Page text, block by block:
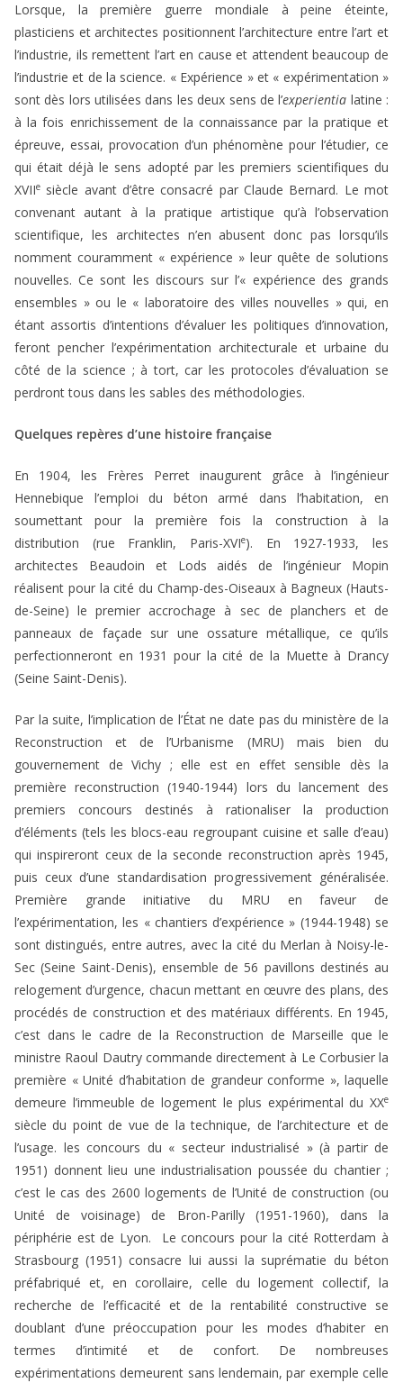
Lorsque, la première guerre mondiale à peine éteinte,
plasticiens et architectes positionnent l’architecture entre l’art et
l’industrie, ils remettent l’art en cause et attendent beaucoup de
l’industrie et de la science. « Expérience » et « expérimentation »
sont dès lors utilisées dans les deux sens de l’experientia latine :
à la fois enrichissement de la connaissance par la pratique et
épreuve, essai, provocation d’un phénomène pour l’étudier, ce
qui était déjà le sens adopté par les premiers scientifiques du
XVIIe siècle avant d’être consacré par Claude Bernard. Le mot
convenant autant à la pratique artistique qu’à l’observation
scientifique, les architectes n’en abusent donc pas lorsqu’ils
nomment couramment « expérience » leur quête de solutions
nouvelles. Ce sont les discours sur l’« expérience des grands
ensembles » ou le « laboratoire des villes nouvelles » qui, en
étant assortis d’intentions d’évaluer les politiques d’innovation,
feront pencher l’expérimentation architecturale et urbaine du
côté de la science ; à tort, car les protocoles d’évaluation se
perdront tous dans les sables des méthodologies.
Quelques repères d’une histoire française
En 1904, les Frères Perret inaugurent grâce à l’ingénieur
Hennebique l’emploi du béton armé dans l’habitation, en
soumettant pour la première fois la construction à la
distribution (rue Franklin, Paris-XVIe). En 1927-1933, les
architectes Beaudoin et Lods aidés de l’ingénieur Mopin
réalisent pour la cité du Champ-des-Oiseaux à Bagneux (Hauts-
de-Seine) le premier accrochage à sec de planchers et de
panneaux de façade sur une ossature métallique, ce qu’ils
perfectionneront en 1931 pour la cité de la Muette à Drancy
(Seine Saint-Denis).
Par la suite, l’implication de l’État ne date pas du ministère de la
Reconstruction et de l’Urbanisme (MRU) mais bien du
gouvernement de Vichy ; elle est en effet sensible dès la
première reconstruction (1940-1944) lors du lancement des
premiers concours destinés à rationaliser la production
d’éléments (tels les blocs-eau regroupant cuisine et salle d’eau)
qui inspireront ceux de la seconde reconstruction après 1945,
puis ceux d’une standardisation progressivement généralisée.
Première grande initiative du MRU en faveur de
l’expérimentation, les « chantiers d’expérience » (1944-1948) se
sont distingués, entre autres, avec la cité du Merlan à Noisy-le-
Sec (Seine Saint-Denis), ensemble de 56 pavillons destinés au
relogement d’urgence, chacun mettant en œuvre des plans, des
procédés de construction et des matériaux différents. En 1945,
c’est dans le cadre de la Reconstruction de Marseille que le
ministre Raoul Dautry commande directement à Le Corbusier la
première « Unité d’habitation de grandeur conforme », laquelle
demeure l’immeuble de logement le plus expérimental du XXe
siècle du point de vue de la technique, de l’architecture et de
l’usage. les concours du « secteur industrialisé » (à partir de
1951) donnent lieu une industrialisation poussée du chantier ;
c’est le cas des 2600 logements de l’Unité de construction (ou
Unité de voisinage) de Bron-Parilly (1951-1960), dans la
périphérie est de Lyon. Le concours pour la cité Rotterdam à
Strasbourg (1951) consacre lui aussi la suprématie du béton
préfabriqué et, en corollaire, celle du logement collectif, la
recherche de l’efficacité et de la rentabilité constructive se
doublant d’une préoccupation pour les modes d’habiter en
termes d’intimité et de confort. De nombreuses
expérimentations demeurent sans lendemain, par exemple celle